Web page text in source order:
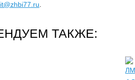
ТАКЖЕ:
ЛМ